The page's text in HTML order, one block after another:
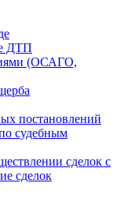
ДТП
(ОСАГО,
постановлений
судебным
сделок с
сделок